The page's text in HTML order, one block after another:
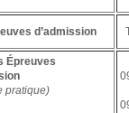
d’admission
Épreuves
pratique)